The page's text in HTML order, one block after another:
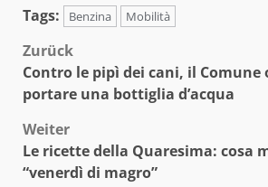
Tags: Benzina Mobilità
Beitragsnavigation
Zurück
Contro le pipì dei cani, il Comune
portare una bottiglia d’acqua
Weiter
Le ricette della Quaresima: cosa
“venerdì di magro”